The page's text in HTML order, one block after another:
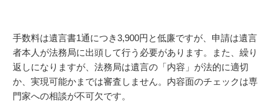
手数料は遺言書1通につき3,900円と低廉ですが、申請は遺言
者本人が法務局に出頭して行う必要があります。また、繰り
返しになりますが、法務局は遺言の「内容」が法的に適切
か、実現可能かまでは審査しません。内容面のチェックは専
門家への相談が不可欠です。